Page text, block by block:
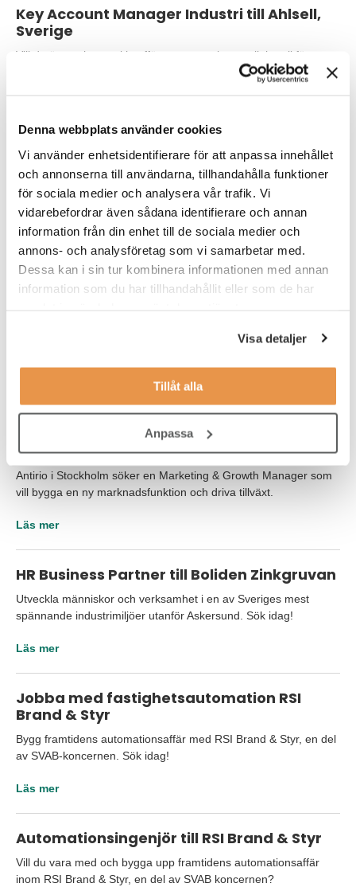
Denna webbplats använder cookies
Vi använder enhetsidentifierare för att anpassa innehållet
och annonserna till användarna, tillhandahålla funktioner
för sociala medier och analysera vår trafik. Vi
vidarebefordrar även sådana identifierare och annan
information från din enhet till de sociala medier och
annons- och analysföretag som vi samarbetar med.
Dessa kan i sin tur kombinera informationen med annan
information som du har tillhandahållit eller som de har
Visa detaljer
Tillåt alla
Anpassa
Key Account Manager Industri till Ahlsell,
Sverige
Vill du äga och utveckla affärer som spelar en viktig roll för
Sveriges totalförsvar – från anbud till långsiktig leverans?
Arbetsledare till Adriansson Mark och
Anläggning
Vill du växa in i en arbetsledande roll inom mark och anläggning
hos ett stabilt och expansivt företag i Örebro?
Dansktalande Kundservicemedarbetare i
Vill du arbeta i en varierad roll där kundservice, orderhantering
Marketing and growth manager, Antirio i
Stockholm
Antirio i Stockholm söker en Marketing & Growth Manager som
vill bygga en ny marknadsfunktion och driva tillväxt.
Läs mer
HR Business Partner till Boliden Zinkgruvan
Utveckla människor och verksamhet i en av Sveriges mest
spännande industrimiljöer utanför Askersund. Sök idag!
Läs mer
Jobba med fastighetsautomation RSI
Brand & Styr
Bygg framtidens automationsaffär med RSI Brand & Styr, en del
av SVAB-koncernen. Sök idag!
Läs mer
Automationsingenjör till RSI Brand & Styr
Vill du vara med och bygga upp framtidens automationsaffär
inom RSI Brand & Styr, en del av SVAB koncernen?